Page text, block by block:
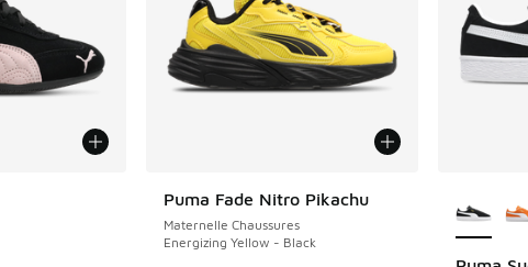
Puma Fade Nitro Pikachu
Maternelle Chaussures
Energizing Yellow - Black